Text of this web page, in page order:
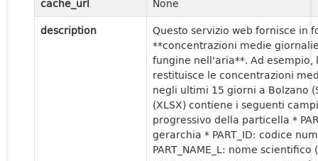
cache_url
None
description
Questo servizio web fornisce in
**concentrazioni medie
fungine nell'aria**. Ad esempio,
restituisce le concentrazioni
negli ultimi 15 giorni a Bolzano
(XLSX) contiene i seguenti
progressivo della particella *
gerarchia * PART_ID: codice
PART_NAME_L: nome